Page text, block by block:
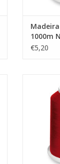
1000m
€5,20